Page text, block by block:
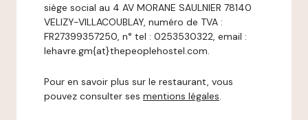
siège social au 4 AV MORANE SAULNIER 78140
VELIZY-VILLACOUBLAY, numéro de TVA :
FR27399357250, n° tel : 0253530322, email :
lehavre.gm{at}thepeoplehostel.com.
Pour en savoir plus sur le restaurant, vous
pouvez consulter ses mentions légales.